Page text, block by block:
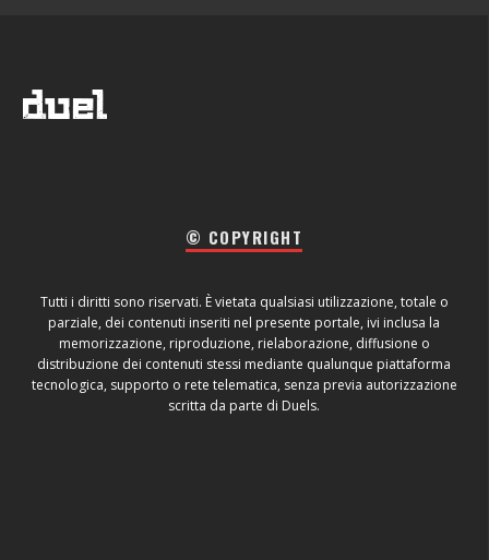
© COPYRIGHT
Tutti i diritti sono riservati. È vietata qualsiasi utilizzazione, totale o
parziale, dei contenuti inseriti nel presente portale, ivi inclusa la
memorizzazione, riproduzione, rielaborazione, diffusione o
distribuzione dei contenuti stessi mediante qualunque piattaforma
tecnologica, supporto o rete telematica, senza previa autorizzazione
scritta da parte di Duels.